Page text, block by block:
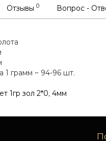
Отзывы 0 Вопрос -
1 грамм ~ 94-96 шт.
1гр зол 2*0, 4мм